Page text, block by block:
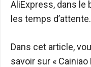
AliExpress, dans le
les temps d’attente.
Dans cet article,
savoir sur «